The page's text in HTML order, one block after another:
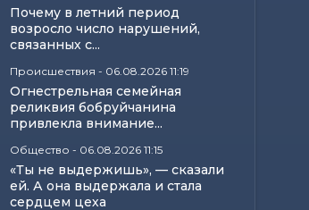
Почему в летний период
возросло число нарушений,
связанных с...
Происшествия - 06.08.2026 11:19
Огнестрельная семейная
реликвия бобруйчанина
привлекла внимание...
Общество - 06.08.2026 11:15
«Ты не выдержишь», — сказали
ей. А она выдержала и стала
сердцем цеха